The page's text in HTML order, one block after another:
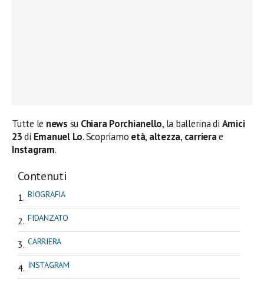
Tutte le news su Chiara Porchianello, la ballerina di Amici
23di Emanuel Lo. Scopriamo età, altezza, carrierae
Instagram.
Contenuti
BIOGRAFIA
FIDANZATO
CARRIERA
INSTAGRAM